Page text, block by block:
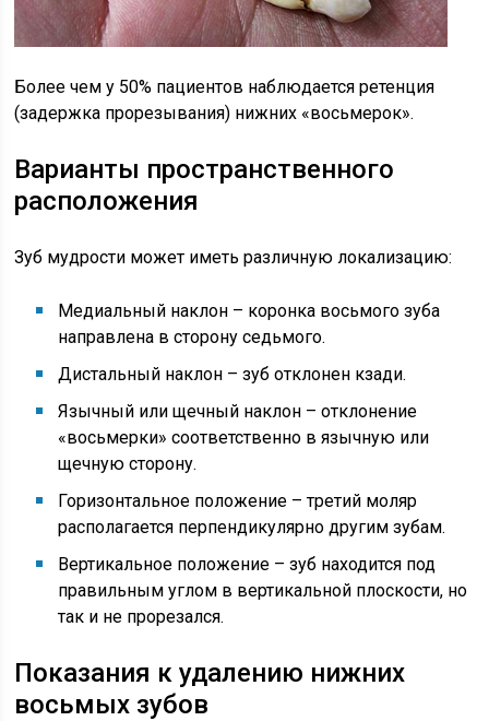
Более чем у 50% пациентов наблюдается ретенция
(задержка прорезывания) нижних «восьмерок».
Варианты пространственного
расположения
Зуб мудрости может иметь различную локализацию:
Медиальный наклон – коронка восьмого зуба
направлена в сторону седьмого.
Дистальный наклон – зуб отклонен кзади.
Язычный или щечный наклон – отклонение
«восьмерки» соответственно в язычную или
щечную сторону.
Горизонтальное положение – третий моляр
располагается перпендикулярно другим зубам.
Вертикальное положение – зуб находится под
правильным углом в вертикальной плоскости, но
так и не прорезался.
Показания к удалению нижних
восьмых зубов